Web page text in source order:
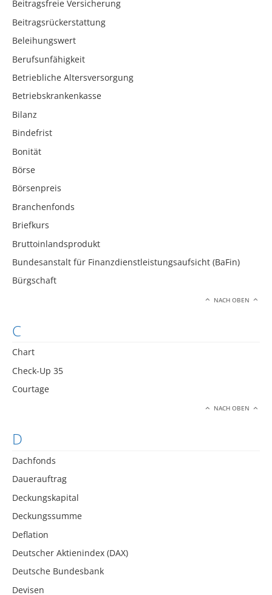
Beitragsfreie Versicherung
Beitragsrückerstattung
Beleihungswert
Berufsunfähigkeit
Betriebliche Altersversorgung
Betriebskrankenkasse
Bilanz
Bindefrist
Bonität
Börse
Börsenpreis
Branchenfonds
Briefkurs
Bruttoinlandsprodukt
Bundesanstalt für Finanzdienstleistungsaufsicht (BaFin)
Bürgschaft
NACH OBEN
C
Chart
Check-Up 35
Courtage
NACH OBEN
D
Dachfonds
Dauerauftrag
Deckungskapital
Deckungssumme
Deflation
Deutscher Aktienindex (DAX)
Deutsche Bundesbank
Devisen